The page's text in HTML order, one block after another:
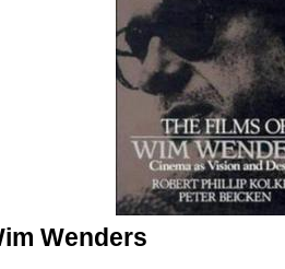
Wenders